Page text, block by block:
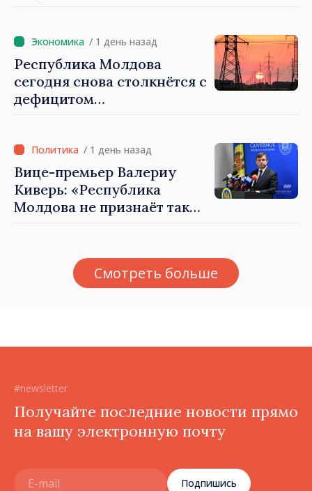
/ 1 день назад
Республика Молдова
сегодня снова столкнётся с
дефицитом
/ 1 день назад
Вице-премьер Валериу
Киверь: «Республика
Молдова не признаёт так
осуществлённые
тираспольскими властями
в восточных районах»
Смотреть больше
#newsletter
Получайте последние новости прямо
на вашу электронную почту
Подпишись